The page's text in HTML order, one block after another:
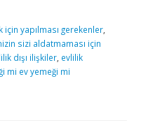
için yapılması gerekenler,
sizi aldatmaması için
dışı ilişkiler, evlilik
mi ev yemeği mi